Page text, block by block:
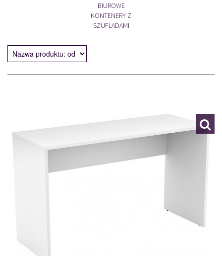
BIUROWE
KONTENERY Z
SZUFLADAMI